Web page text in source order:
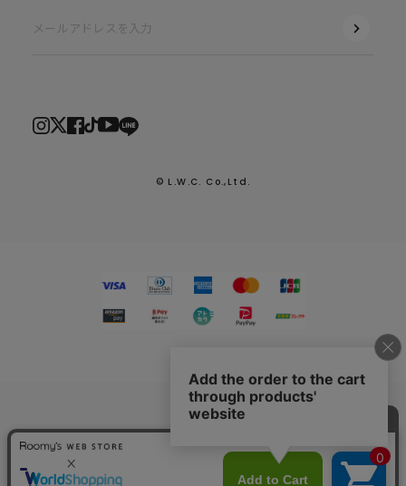
2026.7.29
熊本県熊本地方を震源とする地震による配送への影響につい
© L.W.C. Co.,Ltd.